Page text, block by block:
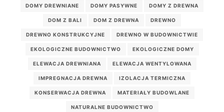
DOMY DREWNIANE DOMY PASYWNE DOMY Z DREWNA
DOM Z BALI DOM Z DREWNA DREWNO
DREWNO KONSTRUKCYJNE DREWNO W BUDOWNICTWIE
EKOLOGICZNE BUDOWNICTWO EKOLOGICZNE DOMY
ELEWACJA DREWNIANA ELEWACJA WENTYLOWANA
IMPREGNACJA DREWNA IZOLACJA TERMICZNA
KONSERWACJA DREWNA MATERIAŁY BUDOWLANE
NATURALNE BUDOWNICTWO